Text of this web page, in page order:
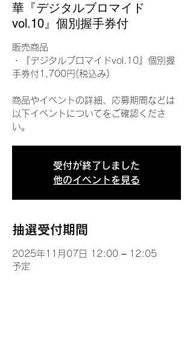
華『デジタルブロマイド
vol.10』個別握手券付
販売商品
・『デジタルブロマイドvol.10』個別握
手券付1,700円(税込み)
商品やイベントの詳細、応募期間などは
以下イベントについてをご確認くださ
い。
受付が終了しました
他のイベントを見る
抽選受付期間
2025年11月07日 12:00 – 12:05
予定